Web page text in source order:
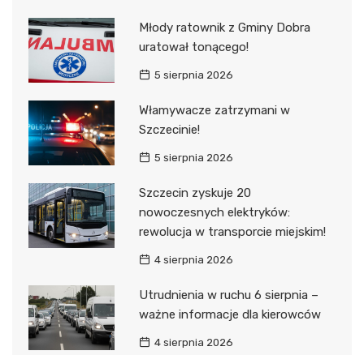
Młody ratownik z Gminy Dobra
uratował tonącego!
5 sierpnia 2026
Włamywacze zatrzymani w
Szczecinie!
5 sierpnia 2026
Szczecin zyskuje 20
nowoczesnych elektryków:
rewolucja w transporcie miejskim!
4 sierpnia 2026
Utrudnienia w ruchu 6 sierpnia –
ważne informacje dla kierowców
4 sierpnia 2026